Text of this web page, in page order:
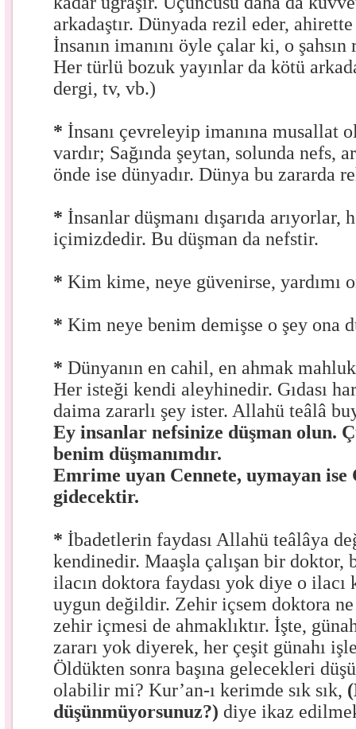
arkadaştır. Dünyada rezil eder,
İnsanın imanını öyle çalar ki, o
Her türlü bozuk yayınlar da kötü
dergi, tv, vb.)
* İnsanı çevreleyip imanına musallat
vardır; Sağında şeytan, solunda nefs,
önde ise dünyadır. Dünya bu zararda
* İnsanlar düşmanı dışarıda
içimizdedir. Bu düşman da nefstir.
*Kim kime, neye güvenirse, yardımı
*Kim neye benim demişse o şey ona
*Dünyanın en cahil, en ahmak
Her isteği kendi aleyhinedir. Gıdası
daima zararlı şey ister. Allahü teâlâ
Ey insanlar nefsinize düşman olun.
benim düşmanımdır.
Emrime uyan Cennete, uymayan ise
gidecektir.
* İbadetlerin faydası Allahü teâlâya
kendinedir. Maaşla çalışan bir doktor,
ilacın doktora faydası yok diye o
uygun değildir. Zehir içsem doktora
zehir içmesi de ahmaklıktır. İşte,
zararı yok diyerek, her çeşit günahı
Öldükten sonra başına gelecekleri
olabilir mi? Kur’an-ı kerimde sık sık,
düşünmüyorsunuz?) diye ikaz